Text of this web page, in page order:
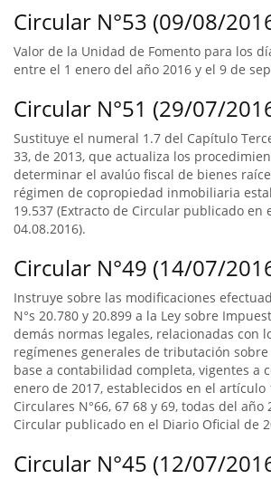
Circular N°53 (09/08/
Valor de la Unidad de Fomento para los
entre el 1 enero del año 2016 y el 9 de
Circular N°51 (29/07/
Sustituye el numeral 1.7 del Capítulo
33, de 2013, que actualiza los
determinar el avalúo fiscal de bienes
régimen de copropiedad inmobiliaria
19.537 (Extracto de Circular publicado en
04.08.2016).
Circular N°49 (14/07/
Instruye sobre las modificaciones
N°s 20.780 y 20.899 a la Ley sobre
demás normas legales, relacionadas con
regímenes generales de tributación
base a contabilidad completa, vigentes a
enero de 2017, establecidos en el artículo
Circulares N°66, 67 68 y 69, todas del año
Circular publicado en el Diario Oficial de
Circular N°45 (12/07/